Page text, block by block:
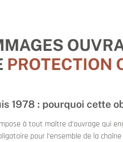
PROTECTION
1978 : pourquoi cette
à tout maître d’ouvrage
pour l’ensemble de la